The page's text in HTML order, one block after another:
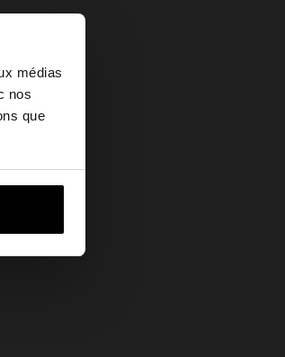
médias
nos
que
×